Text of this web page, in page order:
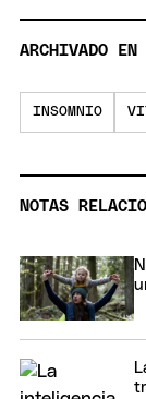
ARCHIVADO EN
INSOMNIO
NOTAS